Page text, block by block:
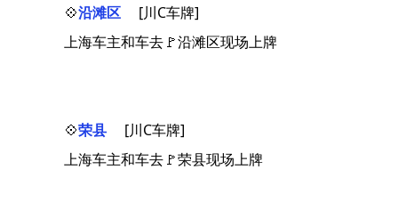
💠沿滩区
[川C车牌]
上海车主和车去🚩沿滩区现场上牌
💠荣县
[川C车牌]
上海车主和车去🚩荣县现场上牌